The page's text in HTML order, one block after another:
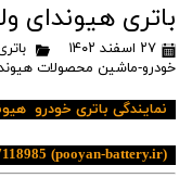
باتری هیوندای
۲۷ اسفند ۱۴۰۲
خودرو-ماشین محصولات
نمایندگی باتری خودرو
(pooyan-battery.ir)